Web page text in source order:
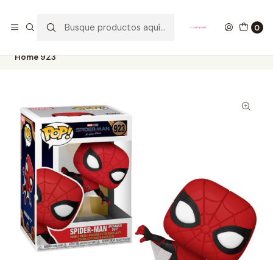
0
Home 923